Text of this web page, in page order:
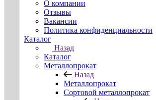
О компании
Отзывы
Вакансии
Политика конфиденциальности
Каталог
Назад
Каталог
Металлопрокат
Назад
Металлопрокат
Сортовой металлопрокат